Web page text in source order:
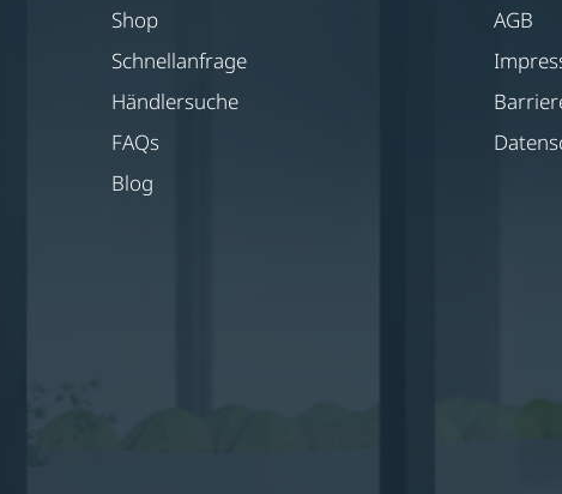
Shop
Schnellanfrage
Händlersuche
FAQs
Blog
AGB